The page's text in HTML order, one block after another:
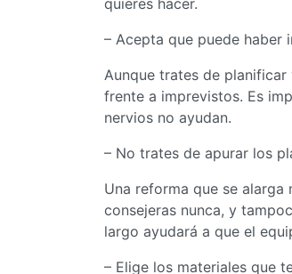
– Acepta que puede haber
Aunque trates de
frente a imprevistos. Es
nervios no ayudan.
– No trates de apurar los
Una reforma que se alarga
consejeras nunca, y
largo ayudará a que el
– Elige los materiales que